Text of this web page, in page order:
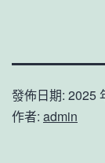
發佈日期: 2025
作者: admin